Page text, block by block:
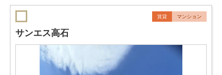
賃貸 マンション
サンエス高石